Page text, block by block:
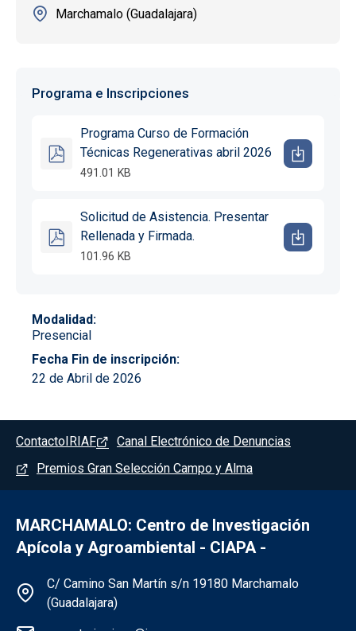
Marchamalo (Guadalajara)
Programa e Inscripciones
Programa Curso de Formación
Técnicas Regenerativas abril 2026
491.01 KB
Solicitud de Asistencia. Presentar
Rellenada y Firmada.
101.96 KB
Modalidad
Presencial
Fecha Fin de inscripción
22 de Abril de 2026
Pie de página - Marchamalo
Contacto IRIAF
Canal Electrónico de Denuncias
Premios Gran Selección Campo y Alma
MARCHAMALO: Centro de Investigación
Apícola y Agroambiental - CIAPA -
Información de la institución -
C/ Camino San Martín s/n 19180 Marchamalo
(Guadalajara)